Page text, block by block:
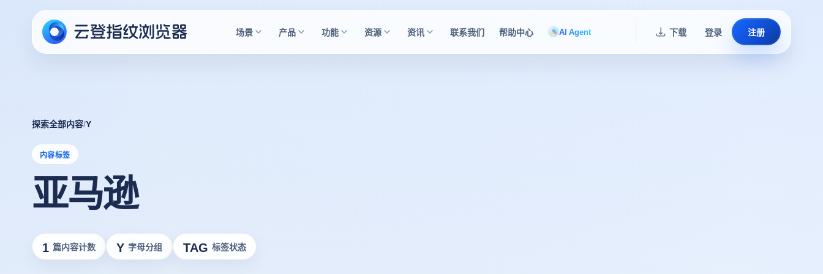
场景 产品 功能 资源 资讯 联系我们 帮助中心 AI Agent 下载 登录 注册
探索全部内容/Y
内容标签
亚马逊
1 篇内容计数 Y 字母分组 TAG 标签状态